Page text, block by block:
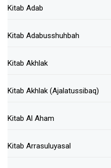
Kitab Adab
Kitab Adabusshuhbah
Kitab Akhlak
Kitab Akhlak (Ajalatussibaq)
Kitab Al Aham
Kitab Arrasuluyasal